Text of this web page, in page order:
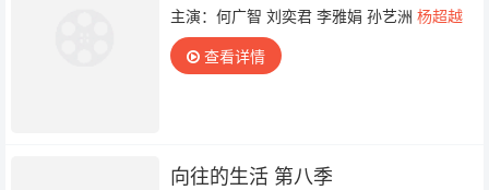
主演：何广智 刘奕君 李雅娟 孙艺洲 杨超越
查看详情
向往的生活 第八季